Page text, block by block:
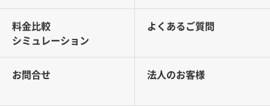
料金比較
シミュレーション
よくあるご質問
お問合せ 法人のお客様